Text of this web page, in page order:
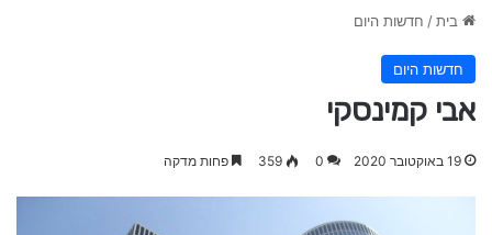
בית/ חדשות היום
חדשות היום
אבי קמינסקי
19 באוקטובר 2020 0
359 פחות מדקה